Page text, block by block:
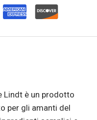
Lindt è un prodotto
per gli amanti del